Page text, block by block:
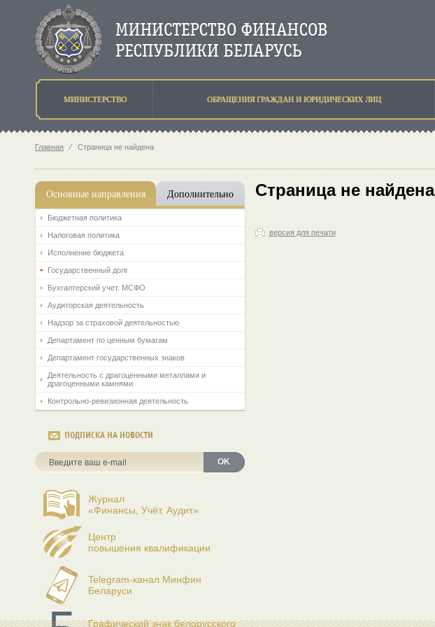
МИНИСТЕРСТВО ОБРАЩЕНИЯ ГРАЖДАН И ЮРИДИЧЕСКИХ ЛИЦ
Главная ⁄ Страница не найдена
Основные направления Дополнительно
Бюджетная политика
Налоговая политика
Исполнение бюджета
Государственный долг
Бухгалтерский учет. МСФО
Аудиторская деятельность
Надзор за страховой деятельностью
Департамент по ценным бумагам
Департамент государственных знаков
Деятельность с драгоценными металлами и
драгоценными камнями
Контрольно-ревизионная деятельность
ПОДПИСКА НА НОВОСТИ
OK
Журнал
«Финансы, Учёт, Аудит»
Центр
повышения квалификации
Telegram-канал Минфин
Беларуси
Графический знак белорусского
Страница не найдена
версия для печати